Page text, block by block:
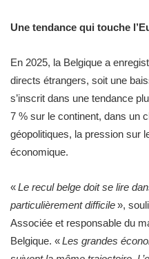
Une tendance qui touche
En 2025, la Belgique a
directs étrangers, soit une
s’inscrit dans une tendance
7 % sur le continent, dans un
géopolitiques, la pression sur
économique.
«Le recul belge doit se lire
particulièrement difficile»,
Associée et responsable du
Belgique. «Les grandes